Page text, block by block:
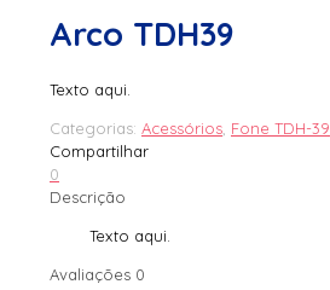
Arco TDH39
Texto aqui.
Categorias: Acessórios Fone TDH-39
Compartilhar
0
Descrição
Texto aqui.
Avaliações 0